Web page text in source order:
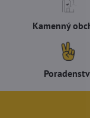
Kamenný